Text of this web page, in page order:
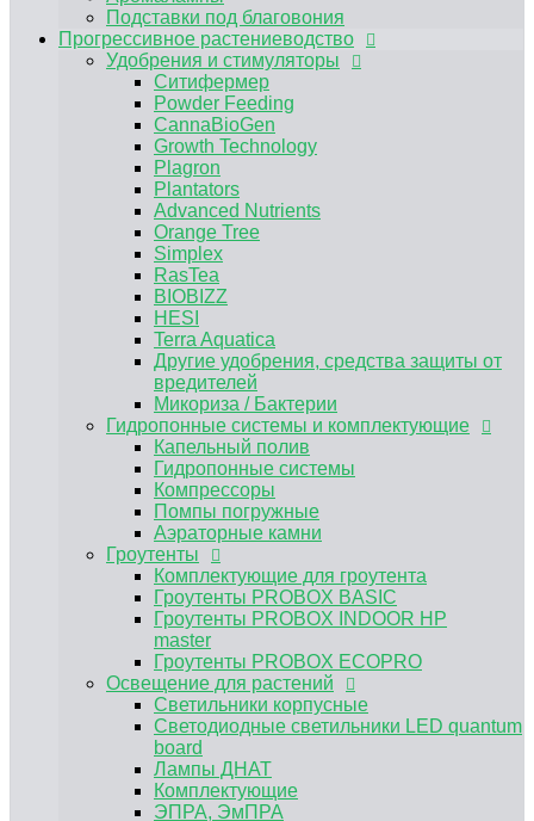
RasTea
BIOBIZZ
HESI
Terra Aquatica
Другие удобрения, средства защиты от
вредителей
Микориза / Бактерии
Гидропонные системы и комплектующие
Капельный полив
Гидропонные системы
Компрессоры
Помпы погружные
Аэраторные камни
Гроутенты
Комплектующие для гроутента
Гроутенты PROBOX BASIC
Гроутенты PROBOX INDOOR HP master
Гроутенты PROBOX ECOPRO
Освещение для растений
Светильники корпусные
Светодиодные светильники LED quantum
board
Лампы ДНАТ
Комплектующие
ЭПРА, ЭмПРА
Вентиляция и климат
Углекислый газ CO2
Предфильтра
Воздуховоды и комплектующие для
вентиляции
Канальные вентиляторы
Угольные фильтры для гроубоксов
MAGICFILTER
Клевер
Вентиляторы для обдува растений
Нейтрализатор запаха
Субстраты и горшки для растений
Пеностекольный субстрат GrowPlant
Подставки под благовония
Прогрессивное растениеводство
Удобрения и стимуляторы
Ситифермер
Powder Feeding
CannaBioGen
Growth Technology
Plagron
Plantators
Advanced Nutrients
Orange Tree
Simplex
RasTea
BIOBIZZ
HESI
Terra Aquatica
Другие удобрения, средства защиты от
вредителей
Микориза / Бактерии
Гидропонные системы и комплектующие
Капельный полив
Гидропонные системы
Компрессоры
Помпы погружные
Аэраторные камни
Гроутенты
Комплектующие для гроутента
Гроутенты PROBOX BASIC
Гроутенты PROBOX INDOOR HP
master
Гроутенты PROBOX ECOPRO
Освещение для растений
Светильники корпусные
Светодиодные светильники LED quantum
board
Лампы ДНАТ
Комплектующие
ЭПРА, ЭмПРА